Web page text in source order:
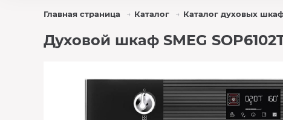
Главная страница Каталог Каталог духовых
Духовой шкаф SMEG